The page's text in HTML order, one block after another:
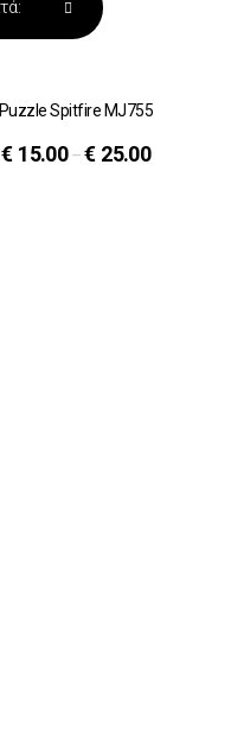
Puzzle Spitfire MJ755
€ 15.00–€ 25.00